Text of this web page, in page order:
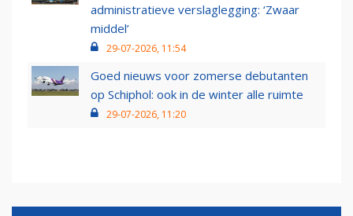
administratieve verslaglegging: ‘Zwaar
middel’
29-07-2026, 11:54
Goed nieuws voor zomerse debutanten
op Schiphol: ook in de winter alle ruimte
29-07-2026, 11:20